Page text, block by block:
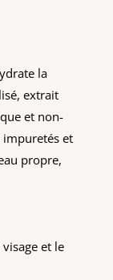
la
extrait
et non-
impuretés et
propre,
et le